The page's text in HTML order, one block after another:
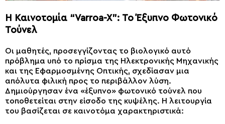
Η Καινοτομία “Varroa-X”: Το Έξυπνο Φωτονικό
Τούνελ
Οι μαθητές, προσεγγίζοντας το βιολογικό αυτό
πρόβλημα υπό το πρίσμα της Ηλεκτρονικής Μηχανικής
και της Εφαρμοσμένης Οπτικής, σχεδίασαν μια
απόλυτα φιλική προς το περιβάλλον λύση.
Δημιούργησαν ένα «έξυπνο» φωτονικό τούνελ που
τοποθετείται στην είσοδο της κυψέλης. Η λειτουργία
του βασίζεται σε καινοτόμα χαρακτηριστικά: